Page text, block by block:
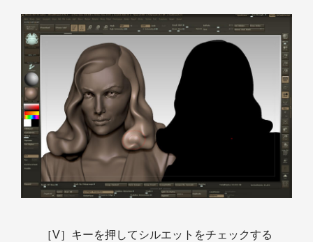
［V］キーを押してシルエットをチェックする